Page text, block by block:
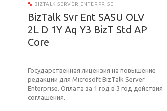
BIZTALK SERVER ENTERPRISE
BizTalk Svr Ent SASU OLV
2L D 1Y Aq Y3 BizT Std AP
Core
Государственная лицензия на повышение
редакции для Microsoft BizTalk Server
Enterprise. Оплата за 1 год в 3 год действия
соглашения.